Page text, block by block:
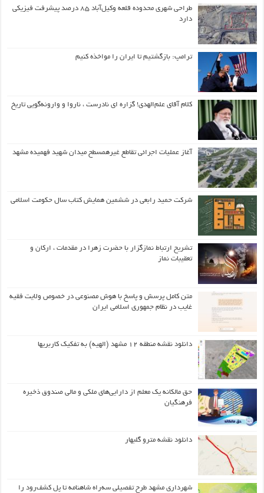
طراحی شهری محدوده قلعه وکیل‌آباد ۸۵ درصد پیشرفت فیزیکی
دارد
ترامپ: بازگشتیم تا ایران را مواخذه کنیم
کلام آقای علم‌الهدی! گزاره ای نادرست ، ناروا و وارونه‌گویی تاریخ
آغاز عملیات اجرائی تقاطع غیرهمسطح میدان شهید فهمیده مشهد
شرکت حمید رابعی در ششمین همایش کتاب سال حکومت اسلامی
تشریح ارتباط نمازگزار با حضرت زهرا در مقدمات ، ارکان و
تعقیبات نماز
متن کامل پرسش و پاسخ با هوش مصنوعی در خصوص ولایت فقیه
غایب در نظام جمهوری اسلامی ایران
دانلود نقشه منطقه ۱۲ مشهد (الهیه) به تفکیک کاربریها
حق مالکانه یک معلم از دارایی‌های ملکی و مالی صندوق ذخیره
فرهنگیان
دانلود نقشه مترو گلبهار
شهرداری مشهد طرح تفصیلی سه‌راه شاهنامه تا پل کشف‌رود را